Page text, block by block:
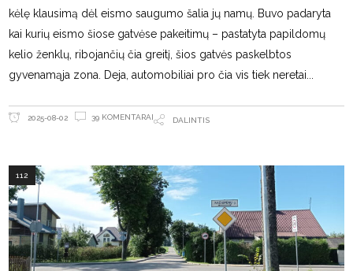
kėlę klausimą dėl eismo saugumo šalia jų namų. Buvo padaryta
kai kurių eismo šiose gatvėse pakeitimų – pastatyta papildomų
kelio ženklų, ribojančių čia greitį, šios gatvės paskelbtos
gyvenamąja zona. Deja, automobiliai pro čia vis tiek neretai
2025-08-02 39 KOMENTARAI DALINTIS
112